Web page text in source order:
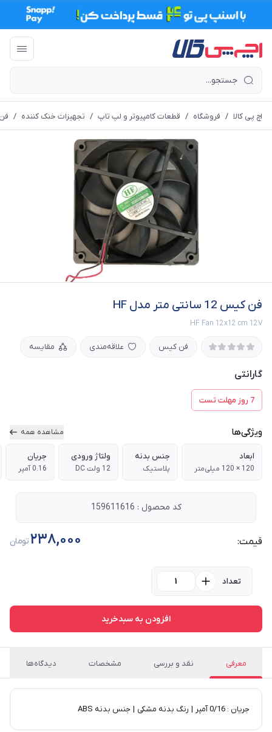
اچ پی کالا / فروشگاه / قطعات کامپیوتر و لپ تاپ / تجهیزات خنک کننده /
فن کیس 12 سانتی متر مدل HF
HF Fan 12x12 cm 12V
فن کیس علاقه‌مندی مقایسه
گارانتی
7 روز مهلت تست
ویژگی‌ها مشاهده همه
ابعاد
120 × 120 میلی‌متر
جنس بدنه
پلاستیک
ولتاژ ورودی
12 ولت DC
جریان
0.16 آمپر
کد محصول : 159611616
قیمت: 238,000تومان
تعداد
افزودن به سبدخرید
معرفی نقد و بررسی مشخصات دیدگاه‌ها
​جریان : 0/16 آمپر | رنگ بدنه مشکی | جنس بدنه ABS ​